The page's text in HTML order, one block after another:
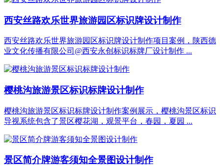
西安丝路欢乐世界旅游园区标识牌设计制作
西安丝路欢乐世界旅游园区标识牌设计制作项目案例，陕西德
业文化传播有限公司@西安永创标识标牌厂设计制作 ...
樱桃沟旅游景区标识标牌设计制作
樱桃沟旅游景区标识标牌设计制作案例展示，樱桃沟景区标识
导视系统包含了景区樱花湖，观景平台，春园，夏园 ...
景区简介牌游客须知全景图设计制作